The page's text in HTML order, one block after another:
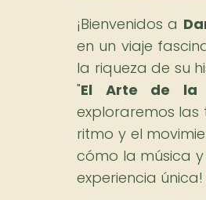
¡Bienvenidos a
en un viaje
la riqueza de su
"El Arte de la
exploraremos las
ritmo y el
cómo la música
experiencia única!